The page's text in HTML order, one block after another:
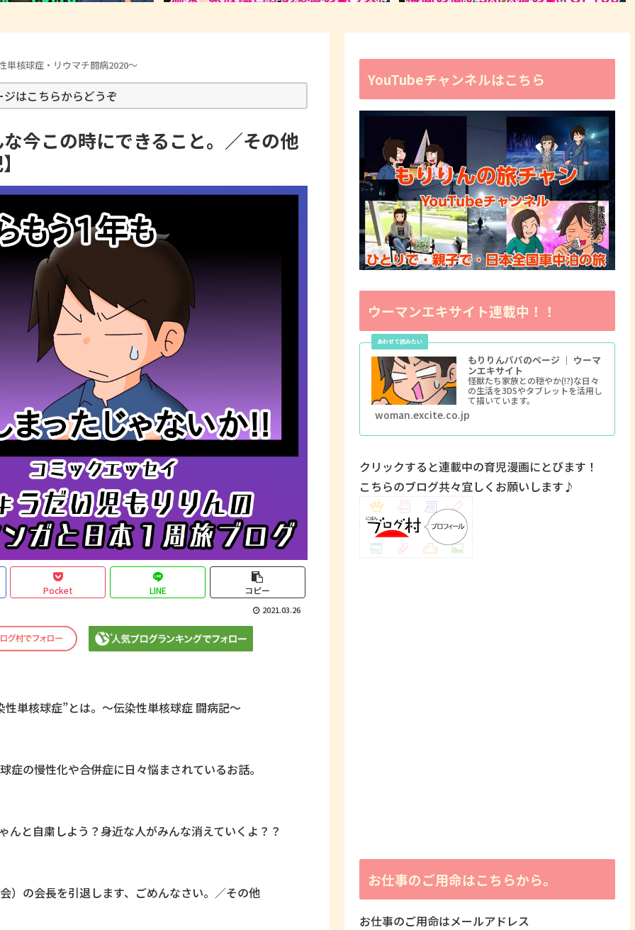
単核球症・リウマチ闘病2020～
はこちらからどうぞ
今この時にできること。／その他
Pocket LINE コピー
2021.03.26
単核球症”とは。～伝染性単核球症 闘病記～
症の慢性化や合併症に日々悩まされているお話。
と自粛しよう？身近な人がみんな消えていくよ？？
）の会長を引退します、ごめんなさい。／その他
YouTubeチャンネルはこちら
ウーマンエキサイト連載中！！
もりりんパパのページ ｜ ウーマ
ンエキサイト
怪獣たち家族との穏やか(!?)な日々
の生活を3DSやタブレットを活用し
て描いています。
woman.excite.co.jp
クリックすると連載中の育児漫画にとびます！
こちらのブログ共々宜しくお願いします♪
お仕事のご用命はこちらから。
お仕事のご用命はメールアドレス